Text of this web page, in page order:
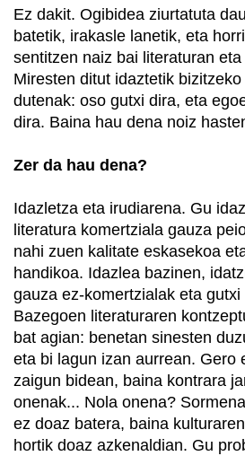
Ez dakit. Ogibidea ziurtatuta
batetik, irakasle lanetik, eta
sentitzen naiz bai literaturan
Miresten ditut idaztetik
dutenak: oso gutxi dira, eta
dira. Baina hau dena noiz
Zer da hau dena?
Idazletza eta irudiarena. Gu
literatura komertziala gauza
nahi zuen kalitate eskasekoa
handikoa. Idazlea bazinen,
gauza ez-komertzialak eta
Bazegoen literaturaren
bat agian: benetan sinesten
eta bi lagun izan aurrean. Gero
zaigun bidean, baina kontrara
onenak... Nola onena?
ez doaz batera, baina
hortik doaz azkenaldian. Gu